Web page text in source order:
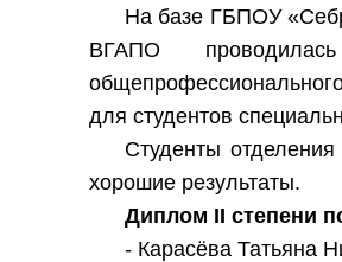
На базе ГБПОУ
ВГАПО
для студентов
Студенты
хорошие результаты.
Диплом II степени
- Карасёва Татьяна